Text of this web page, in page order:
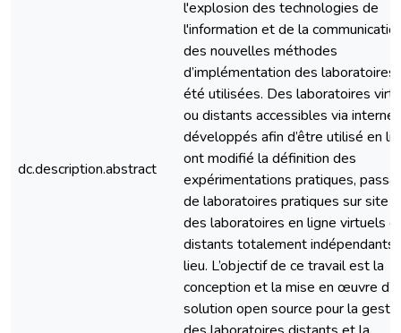
dc.description.abstract
l'explosion des technologies de
l'information et de la
des nouvelles méthodes
d’implémentation des laboratoires
été utilisées. Des laboratoires
ou distants accessibles via internet
développés afin d’être utilisé en
ont modifié la définition des
expérimentations pratiques,
de laboratoires pratiques sur site à
des laboratoires en ligne virtuels
distants totalement indépendants
lieu. L’objectif de ce travail est la
conception et la mise en œuvre
solution open source pour la